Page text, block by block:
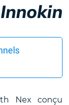
Nex conçu